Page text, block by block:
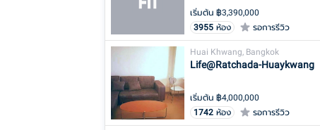
เริ่มต้น ฿3,390,000
3955 ห้อง รอการรีวิว
Huai Khwang, Bangkok
Life@Ratchada-Huaykwang
เริ่มต้น ฿4,000,000
1742 ห้อง รอการรีวิว